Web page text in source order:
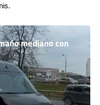
mediano con